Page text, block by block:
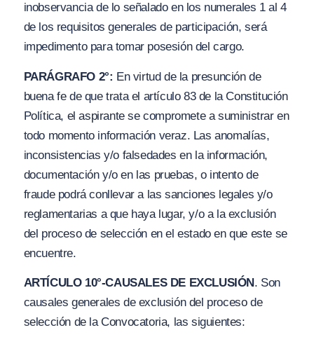
inobservancia de lo señalado en los numerales 1 al 4
de los requisitos generales de participación, será
impedimento para tomar posesión del cargo.
PARÁGRAFO 2°: En virtud de la presunción de
buena fe de que trata el artículo 83 de la Constitución
Política, el aspirante se compromete a suministrar en
todo momento información veraz. Las anomalías,
inconsistencias y/o falsedades en la información,
documentación y/o en las pruebas, o intento de
fraude podrá conllevar a las sanciones legales y/o
reglamentarias a que haya lugar, y/o a la exclusión
del proceso de selección en el estado en que este se
encuentre.
ARTÍCULO 10°-CAUSALES DE EXCLUSIÓN . Son
causales generales de exclusión del proceso de
selección de la Convocatoria, las siguientes: